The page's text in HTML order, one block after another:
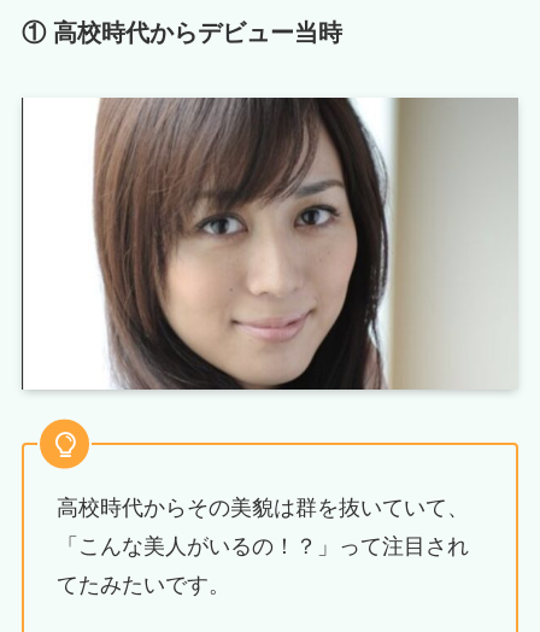
① 高校時代からデビュー当時
高校時代からその美貌は群を抜いていて、
「こんな美人がいるの！？」って注目され
てたみたいです。